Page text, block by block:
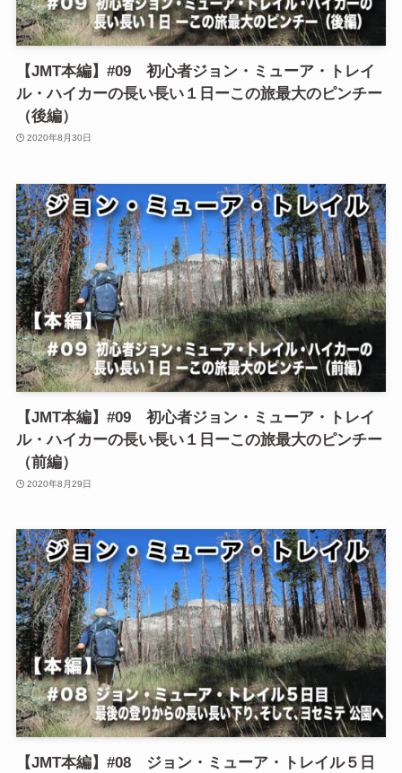
【JMT本編】#09 初心者ジョン・ミューア・トレイ
ル・ハイカーの長い長い１日ーこの旅最大のピンチー
（後編）
2020年8月30日
【JMT本編】#09 初心者ジョン・ミューア・トレイ
ル・ハイカーの長い長い１日ーこの旅最大のピンチー
（前編）
2020年8月29日
【JMT本編】#08 ジョン・ミューア・トレイル５日